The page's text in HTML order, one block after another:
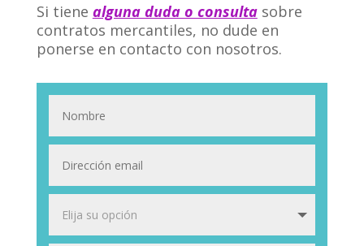
Si tiene alguna duda o consultasobre
contratos mercantiles, no dude en
ponerse en contacto con nosotros.